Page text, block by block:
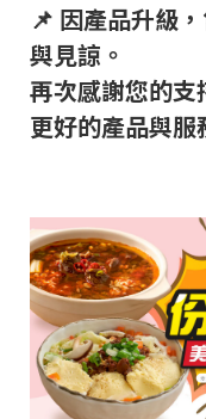
📌 因產品升級
與見諒。
再次感謝您的支
更好的產品與服